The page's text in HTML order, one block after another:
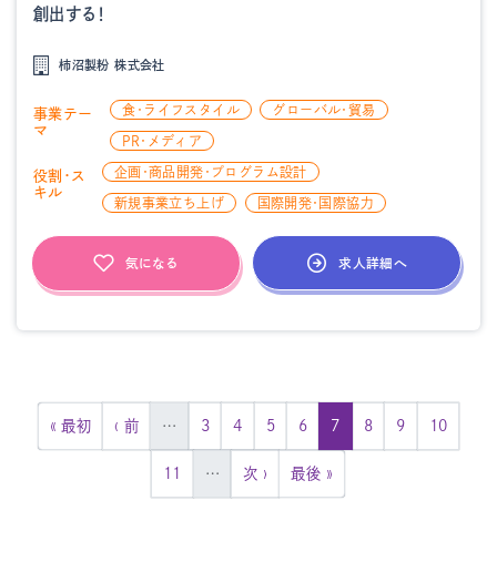
創出する！
柿沼製粉 株式会社
事業テー
マ
食・ライフスタイル グローバル・貿易
PR・メディア
役割・ス
キル
企画・商品開発・プログラム設計
新規事業立ち上げ 国際開発・国際協力
気になる 求人詳細へ
« 最初 ‹ 前 … 3 4 5 6 7 8 9 10
11 … 次 › 最後 »